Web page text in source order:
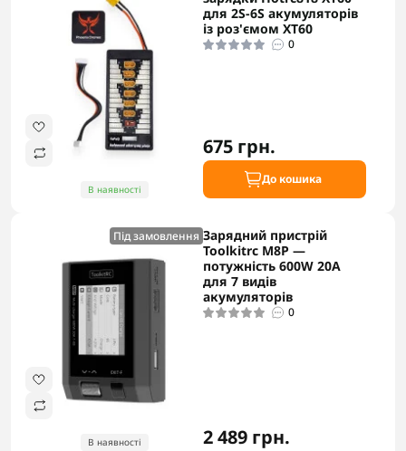
В наявності
для 2S-6S акумуляторів
із роз'ємом XT60
0
675 грн.
До кошика
Під замовлення
В наявності
Зарядний пристрій
Toolkitrc M8P —
потужність 600W 20A
для 7 видів
акумуляторів
0
2 489 грн.